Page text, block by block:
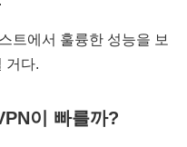
트에서 훌륭한 성능을 보
거다.
이 빠를까?